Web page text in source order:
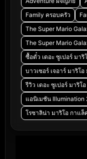
Family ครอบครัว
The Super Mario
The Super Mario
ซื้อตั๋ว เดอะ ซูเปอร์ มา
บาวเซอร์ เจอาร์ มาริโ
รีวิว เดอะ ซูเปอร์ มาริ
แอนิเมชัน Illumination
โรซาลิน่า มาริโอ กาแล็